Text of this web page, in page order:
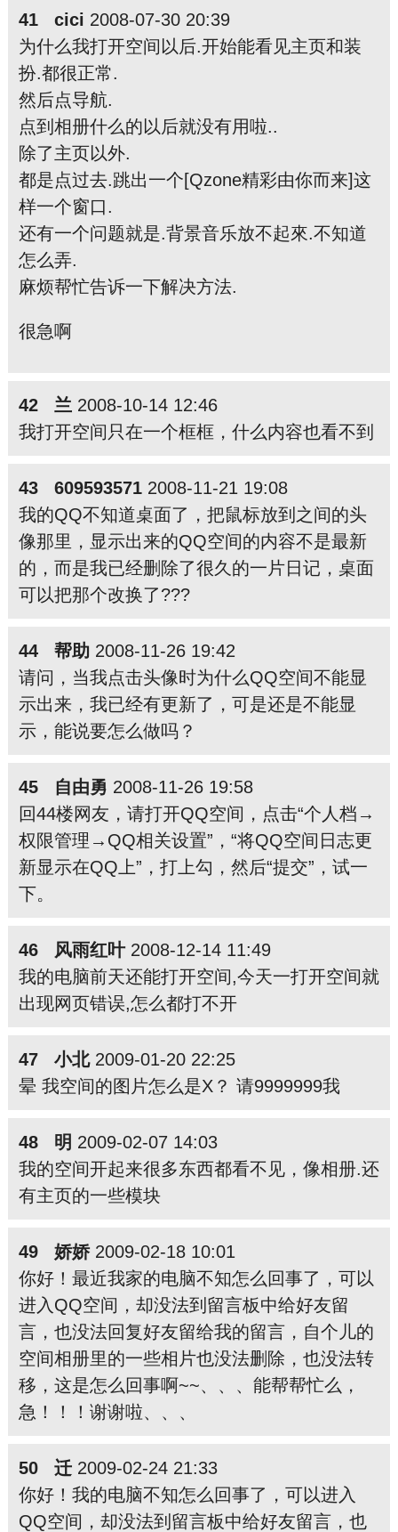
41 cici 2008-07-30 20:39
为什么我打开空间以后.开始能看见主页和装
扮.都很正常.
然后点导航.
点到相册什么的以后就没有用啦..
除了主页以外.
都是点过去.跳出一个[Qzone精彩由你而来]这
样一个窗口.
还有一个问题就是.背景音乐放不起來.不知道
怎么弄.
麻烦帮忙告诉一下解决方法.
很急啊
42 兰 2008-10-14 12:46
我打开空间只在一个框框，什么内容也看不到
43 6095935712008-11-21 19:08
我的QQ不知道桌面了，把鼠标放到之间的头
像那里，显示出来的QQ空间的内容不是最新
的，而是我已经删除了很久的一片日记，桌面
可以把那个改换了???
44 帮助 2008-11-26 19:42
请问，当我点击头像时为什么QQ空间不能显
示出来，我已经有更新了，可是还是不能显
示，能说要怎么做吗？
45 自由勇 2008-11-26 19:58
回44楼网友，请打开QQ空间，点击“个人档→
权限管理→QQ相关设置”，“将QQ空间日志更
新显示在QQ上”，打上勾，然后“提交”，试一
下。
46 风雨红叶2008-12-14 11:49
我的电脑前天还能打开空间,今天一打开空间就
出现网页错误,怎么都打不开
47 小北2009-01-20 22:25
晕 我空间的图片怎么是X？ 请9999999我
48 明 2009-02-07 14:03
我的空间开起来很多东西都看不见，像相册.还
有主页的一些模块
49 娇娇2009-02-18 10:01
你好！最近我家的电脑不知怎么回事了，可以
进入QQ空间，却没法到留言板中给好友留
言，也没法回复好友留给我的留言，自个儿的
空间相册里的一些相片也没法删除，也没法转
移，这是怎么回事啊~~、、、能帮帮忙么，
急！！！谢谢啦、、、
50 迁2009-02-24 21:33
你好！我的电脑不知怎么回事了，可以进入
QQ空间，却没法到留言板中给好友留言，也